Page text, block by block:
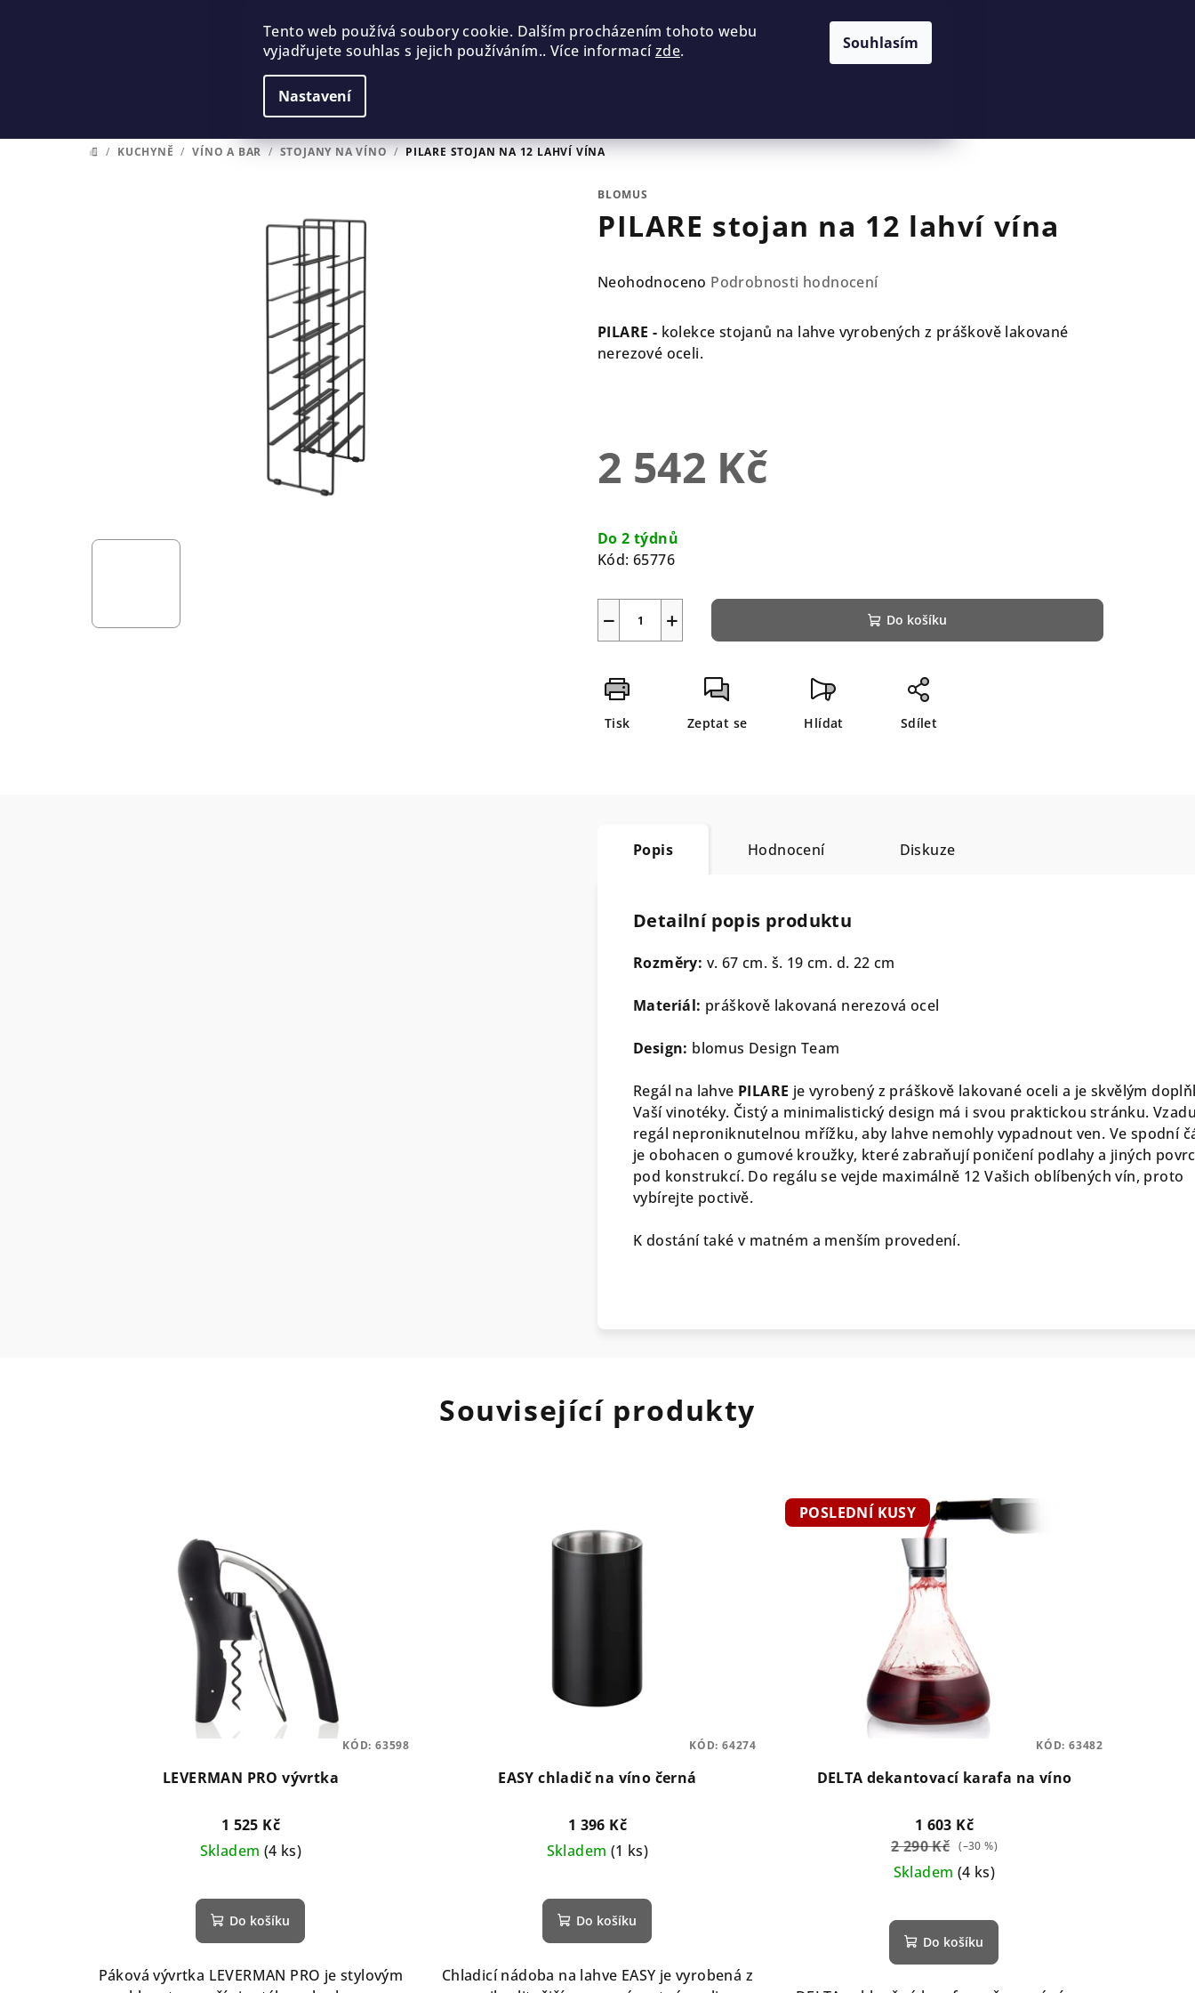
Tento web používá soubory cookie. Dalším procházením tohoto webu
vyjadřujete souhlas s jejich používáním.. Více informacízde.
Nastavení
Souhlasím
DOMŮ
/ KUCHYNĚ / VÍNO A BAR / STOJANY NA VÍNO / PILARE STOJAN NA 12 LAHVÍ VÍNA
BLOMUS
PILARE stojan na 12 lahví vína
Průměrné
produktu
Neohodnoceno Podrobnosti hodnocení
PILARE - kolekce stojanů na lahve vyrobených z práškově lakované
nerezové oceli.
2 542 Kč
cena:
Do 2 týdnů
Kód: 65776
+
− Do košíku
Tisk Zeptat se Hlídat Sdílet
Popis Hodnocení Diskuze
Detailní popis produktu
Rozměry: v. 67 cm. š. 19 cm. d. 22 cm
Materiál: práškově lakovaná nerezová ocel
Design: blomus Design Team
Regál na lahve PILARE je vyrobený z práškově lakované oceli a je skvělým
Vaší vinotéky. Čistý a minimalistický design má i svou praktickou stránku.
regál neproniknutelnou mřížku, aby lahve nemohly vypadnout ven. Ve spodní
je obohacen o gumové kroužky, které zabraňují poničení podlahy a jiných
pod konstrukcí. Do regálu se vejde maximálně 12 Vašich oblíbených vín, proto
vybírejte poctivě.
K dostání také v matném a menším provedení.
Související produkty
LEVERMAN PRO vývrtka
1 525 Kč
Skladem (4 ks)
Do košíku
Páková vývrtka LEVERMAN PRO je stylovým
KÓD: 63598
EASY chladič na víno černá
1 396 Kč
Skladem (1 ks)
Do košíku
Chladicí nádoba na lahve EASY je vyrobená z
KÓD: 64274
POSLEDNÍ KUSY
DELTA dekantovací karafa na víno
1 603 Kč
2 290 Kč (–30 %)
Skladem (4 ks)
hodnocení
produktu
je
5,0
Do košíku
KÓD: 63482